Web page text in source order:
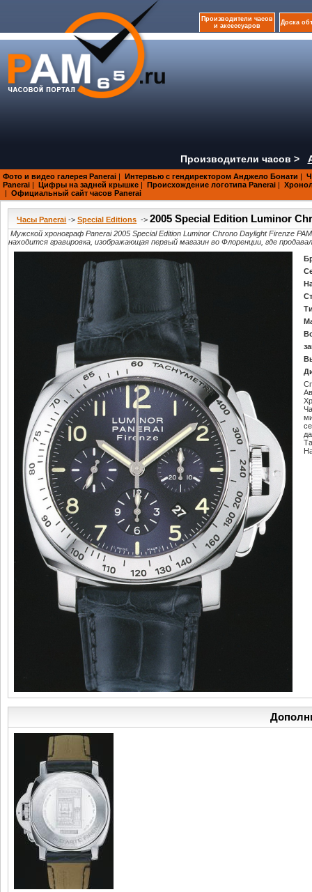
Производители часов
и аксессуаров
Доска
Производители часов >
Фото и видео галерея Panerai | Интервью с гендиректором Анджело Бонати |
Panerai | Цифры на задней крышке | Происхождение логотипа Panerai |
| Официальный сайт часов Panerai
Часы Panerai ->Special Editions ->2005 Special Edition Luminor
Мужской хронограф Panerai 2005 Special Edition Luminor Chrono Daylight Firenze
находится гравировка, изображающая первый магазин во Флоренции, где